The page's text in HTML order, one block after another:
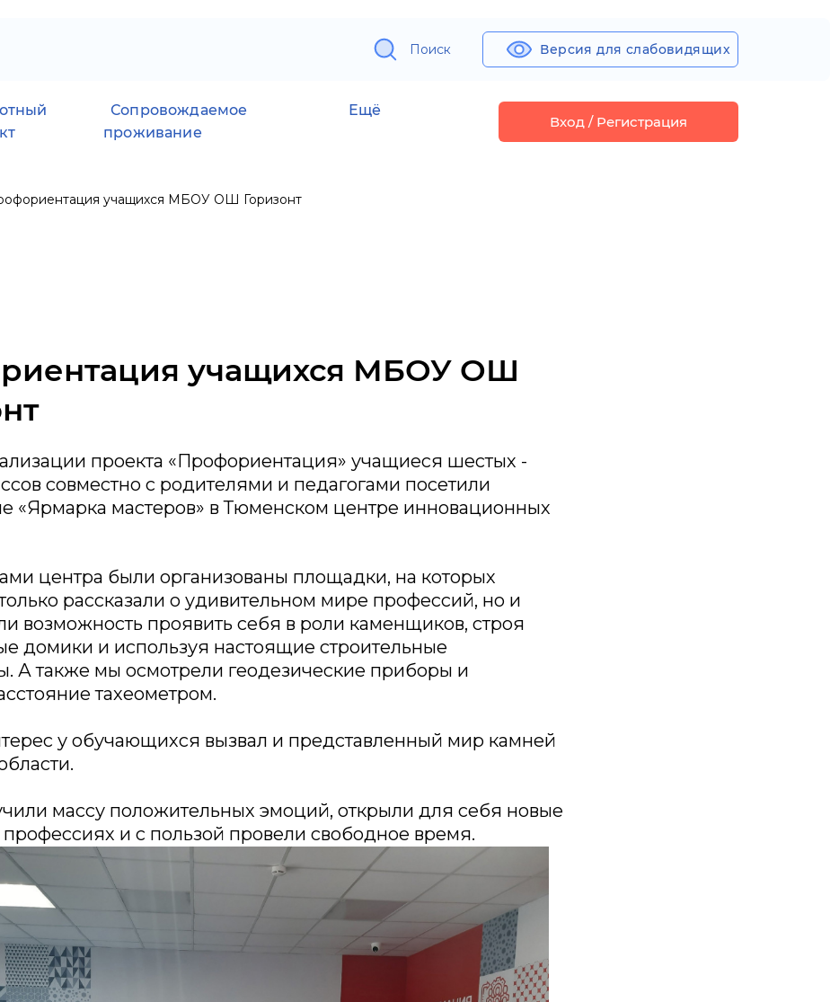
Поиск Версия для слабовидящих
Сопровождаемое
проживание
Ещё
Вход / Регистрация
учащихся МБОУ ОШ Горизонт
учащихся МБОУ ОШ
проекта «Профориентация» учащиеся шестых -
совместно с родителями и педагогами посетили
«Ярмарка мастеров» в Тюменском центре инновационных
центра были организованы площадки, на которых
рассказали о удивительном мире профессий, но и
возможность проявить себя в роли каменщиков, строя
домики и используя настоящие строительные
А также мы осмотрели геодезические приборы и
тахеометром.
у обучающихся вызвал и представленный мир камней
массу положительных эмоций, открыли для себя новые
профессиях и с пользой провели свободное время.